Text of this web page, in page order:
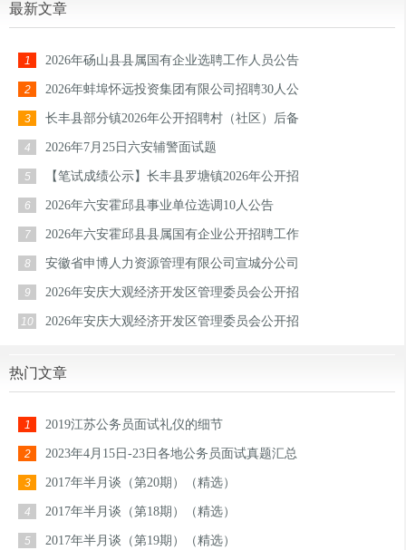
最新文章
1 2026年砀山县县属国有企业选聘工作人员公告
2 2026年蚌埠怀远投资集团有限公司招聘30人公
3 长丰县部分镇2026年公开招聘村（社区）后备
4 2026年7月25日六安辅警面试题
5 【笔试成绩公示】长丰县罗塘镇2026年公开招
6 2026年六安霍邱县事业单位选调10人公告
7 2026年六安霍邱县县属国有企业公开招聘工作
8 安徽省申博人力资源管理有限公司宣城分公司
9 2026年安庆大观经济开发区管理委员会公开招
10 2026年安庆大观经济开发区管理委员会公开招
热门文章
1 2019江苏公务员面试礼仪的细节
2 2023年4月15日-23日各地公务员面试真题汇总
3 2017年半月谈（第20期）（精选）
4 2017年半月谈（第18期）（精选）
5 2017年半月谈（第19期）（精选）